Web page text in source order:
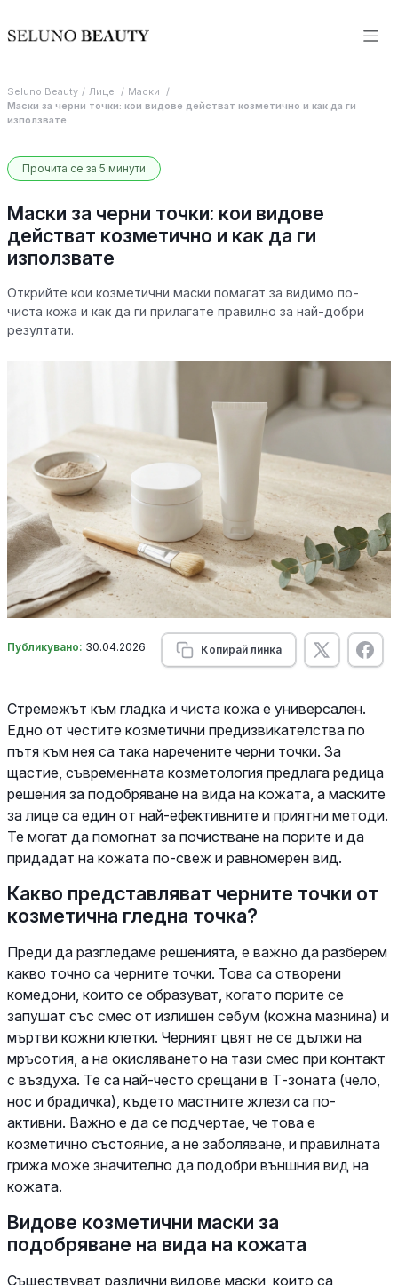
Seluno Beauty Лице
Маски
Маски за черни точки: кои видове действат козметично и как да ги
използвате
Прочита се за 5 минути
Маски за черни точки: кои видове
действат козметично и как да ги
използвате
Открийте кои козметични маски помагат за видимо по-
чиста кожа и как да ги прилагате правилно за най-добри
резултати.
Публикувано: 30.04.2026 Копирай линка
Стремежът към гладка и чиста кожа е универсален.
Едно от честите козметични предизвикателства по
пътя към нея са така наречените черни точки. За
щастие, съвременната козметология предлага редица
решения за подобряване на вида на кожата, а маските
за лице са един от най-ефективните и приятни методи.
Те могат да помогнат за почистване на порите и да
придадат на кожата по-свеж и равномерен вид.
Какво представляват черните точки от
козметична гледна точка?
Преди да разгледаме решенията, е важно да разберем
какво точно са черните точки. Това са отворени
комедони, които се образуват, когато порите се
запушат със смес от излишен себум (кожна мазнина) и
мъртви кожни клетки. Черният цвят не се дължи на
мръсотия, а на окисляването на тази смес при контакт
с въздуха. Те са най-често срещани в Т-зоната (чело,
нос и брадичка), където мастните жлези са по-
активни. Важно е да се подчертае, че това е
козметично състояние, а не заболяване, и правилната
грижа може значително да подобри външния вид на
кожата.
Видове козметични маски за
подобряване на вида на кожата
Съществуват различни видове маски, които са